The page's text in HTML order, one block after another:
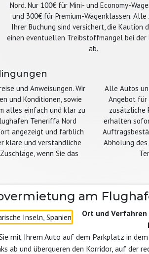
Nord. Nur 100€ für Mini- und Economy-
und 300€ für Premium-Wagenklassen. Alle
Ihrer Buchung sind versichert, die Kaution
einen eventuellen Treibstoffmangel bei der
ab.
und Anweisungen. Wir
und Konditionen, sowie
alles einfach und klar zu
Teneriffa Nord
angezeigt und farblich
klare und verständliche
wenn Sie das
Alle Autos
Angebot für
zusätzliche
erhalten
Abholung
am
Ort und
mit Ihrem Auto auf dem Parkplatz in
ab und überqueren den Korridor, auf